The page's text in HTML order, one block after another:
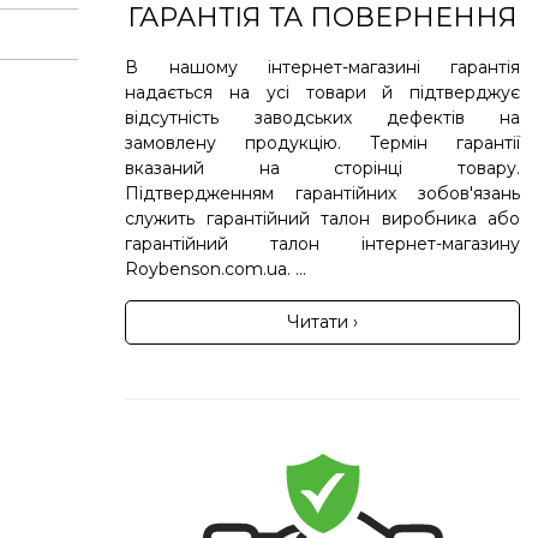
ГАРАНТІЯ ТА ПОВЕРНЕННЯ
В нашому інтернет-магазині гарантія
надається на усі товари й підтверджує
відсутність заводських дефектів на
замовлену продукцію. Термін гарантії
вказаний на сторінці товару.
Підтвердженням гарантійних зобов'язань
служить гарантійний талон виробника або
гарантійний талон інтернет-магазину
Roybenson.com.ua. ...
Читати ›